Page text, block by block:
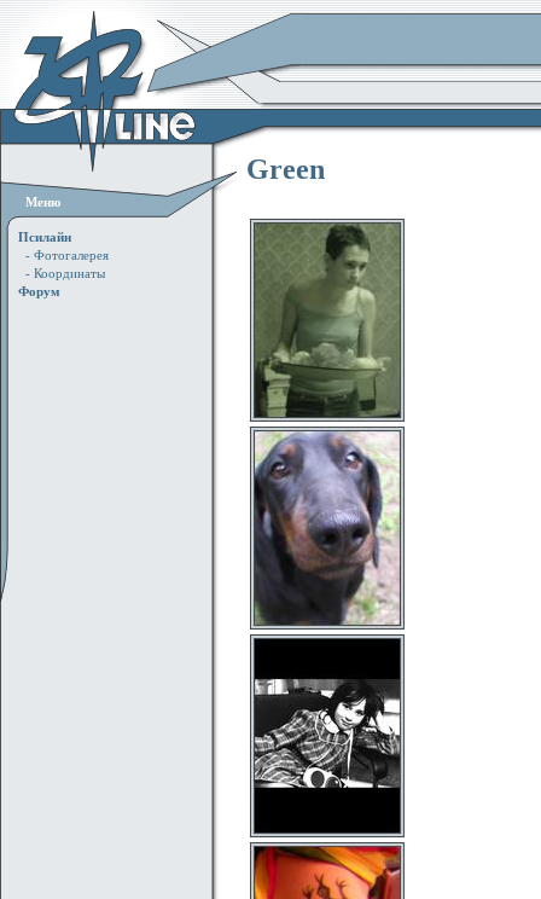
Меню
Псилайн
- Фотогалерея
- Координаты
Форум
Green